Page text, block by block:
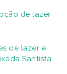
de lazer
de lazer e
Santista